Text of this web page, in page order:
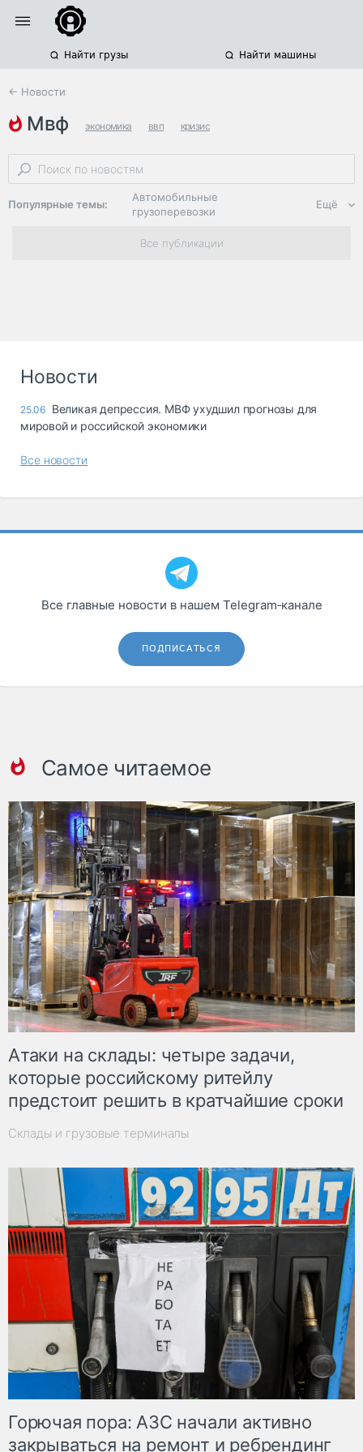
Найти грузы Найти машины
← Новости
мвф экономика ввп кризис
Популярные темы:
Автомобильные
грузоперевозки
Региональная
логистика
опасные грузы
грузовые
Коммерческий
транспорт
Спецтехника
Автосервис,
запчасти, шины
Дзен
Ещё
Все публикации
Новости
25.06 Великая депрессия. МВФ ухудшил прогнозы для
мировой и российской экономики
Все новости
Все главные новости в нашем Telegram‑канале
ПОДПИСАТЬСЯ
Самое читаемое
Атаки на склады: четыре задачи,
которые российскому ритейлу
предстоит решить в кратчайшие сроки
Склады и грузовые терминалы
Горючая пора: АЗС начали активно
закрываться на ремонт и ребрендинг